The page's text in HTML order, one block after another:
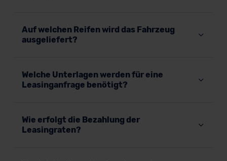
Auf welchen Reifen wird das Fahrzeug
ausgeliefert?
Welche Unterlagen werden für eine
Leasinganfrage benötigt?
Wie erfolgt die Bezahlung der
Leasingraten?